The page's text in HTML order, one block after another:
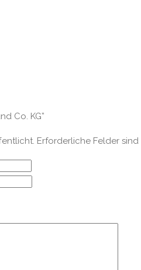
Co. KG”
Erforderliche Felder sind